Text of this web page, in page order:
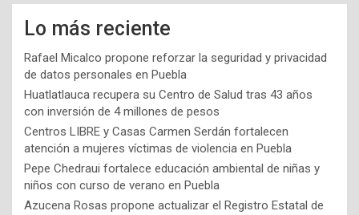
Lo más reciente
Rafael Micalco propone reforzar la seguridad y privacidad
de datos personales en Puebla
Huatlatlauca recupera su Centro de Salud tras 43 años
con inversión de 4 millones de pesos
Centros LIBRE y Casas Carmen Serdán fortalecen
atención a mujeres víctimas de violencia en Puebla
Pepe Chedraui fortalece educación ambiental de niñas y
niños con curso de verano en Puebla
Azucena Rosas propone actualizar el Registro Estatal de